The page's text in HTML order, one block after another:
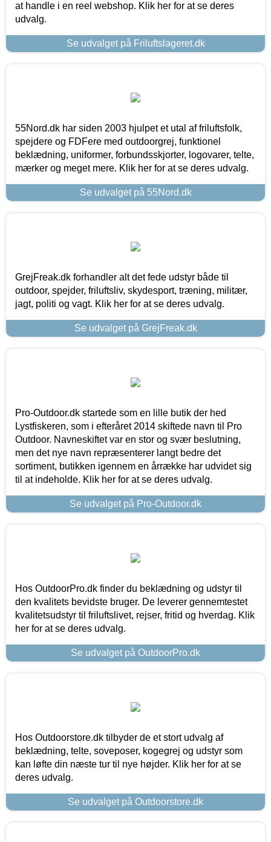
at handle i en reel webshop. Klik her for at se deres
udvalg.
Se udvalget på Friluftslageret.dk
55Nord.dk har siden 2003 hjulpet et utal af friluftsfolk,
spejdere og FDFere med outdoorgrej, funktionel
beklædning, uniformer, forbundsskjorter, logovarer, telte,
mærker og meget mere. Klik her for at se deres udvalg.
Se udvalget på 55Nord.dk
GrejFreak.dk forhandler alt det fede udstyr både til
outdoor, spejder, friluftsliv, skydesport, træning, militær,
jagt, politi og vagt. Klik her for at se deres udvalg.
Se udvalget på GrejFreak.dk
Pro-Outdoor.dk startede som en lille butik der hed
Lystfiskeren, som i efteråret 2014 skiftede navn til Pro
Outdoor. Navneskiftet var en stor og svær beslutning,
men det nye navn repræsenterer langt bedre det
sortiment, butikken igennem en årrække har udvidet sig
til at indeholde. Klik her for at se deres udvalg.
Se udvalget på Pro-Outdoor.dk
Hos OutdoorPro.dk finder du beklædning og udstyr til
den kvalitets bevidste bruger. De leverer gennemtestet
kvalitetsudstyr til friluftslivet, rejser, fritid og hverdag. Klik
her for at se deres udvalg.
Se udvalget på OutdoorPro.dk
Hos Outdoorstore.dk tilbyder de et stort udvalg af
beklædning, telte, soveposer, kogegrej og udstyr som
kan løfte din næste tur til nye højder. Klik her for at se
deres udvalg.
Se udvalget på Outdoorstore.dk